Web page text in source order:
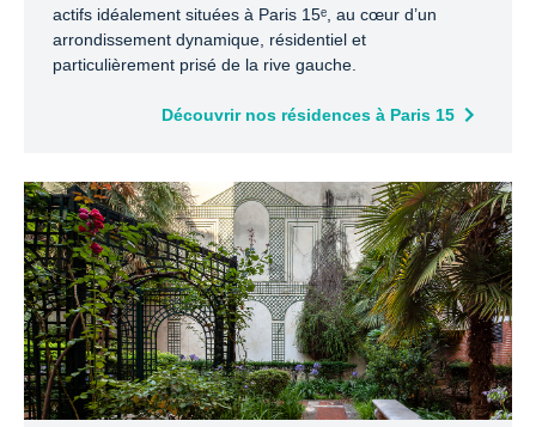
actifs idéalement situées à Paris 15ᵉ, au cœur d’un
arrondissement dynamique, résidentiel et
particulièrement prisé de la rive gauche.
Découvrir nos résidences à Paris 15